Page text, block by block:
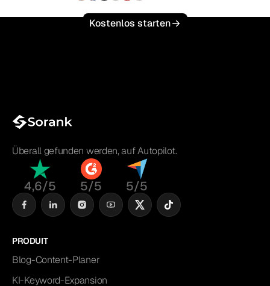
Kostenlos starten
Überall gefunden werden, auf Autopilot.
4,6/5 5/5 5/5
PRODUIT
Blog-Content-Planer
KI-Keyword-Expansion